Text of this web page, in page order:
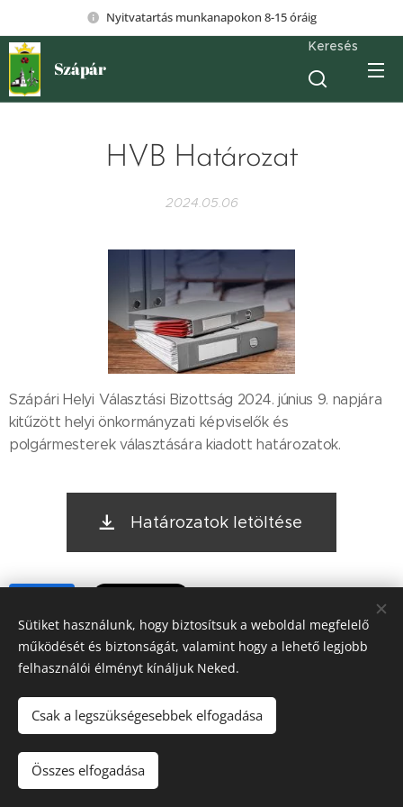
Nyitvatartás munkanapokon 8-15 óráig
Szápár
Keresés
HVB Határozat
2024.05.06
Szápári Helyi Választási Bizottság 2024. június 9. napjára
kitűzött helyi önkormányzati képviselők és
polgármesterek választására kiadott határozatok.
Határozatok letöltése
2022. Szápár Község Önkormányzata © Minden jog fenntartva.
Sütiket használunk, hogy biztosítsuk a weboldal megfelelő
működését és biztonságát, valamint hogy a lehető legjobb
felhasználói élményt kínáljuk Neked.
Csak a legszükségesebbek elfogadása
Összes elfogadása